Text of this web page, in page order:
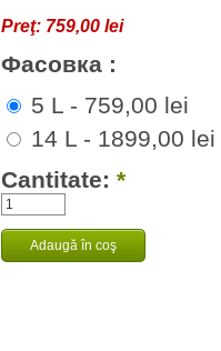
Preţ: 759,00 lei
Фасовка :
5 L - 759,00 lei
14 L - 1899,00 lei
Cantitate: *